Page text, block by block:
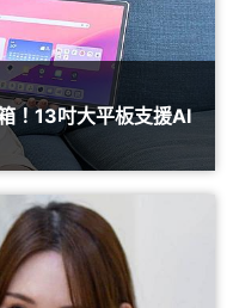
！13吋大平板支援AI